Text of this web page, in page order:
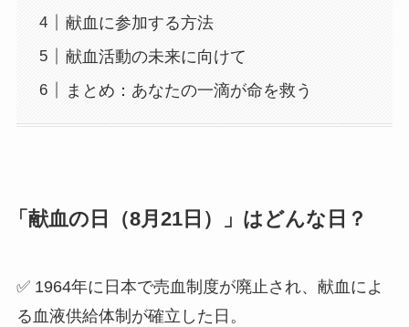
献血に参加する方法
献血活動の未来に向けて
まとめ：あなたの一滴が命を救う
「献血の日（8月21日）」はどんな日？
✅ 1964年に日本で売血制度が廃止され、献血によ
る血液供給体制が確立した日。